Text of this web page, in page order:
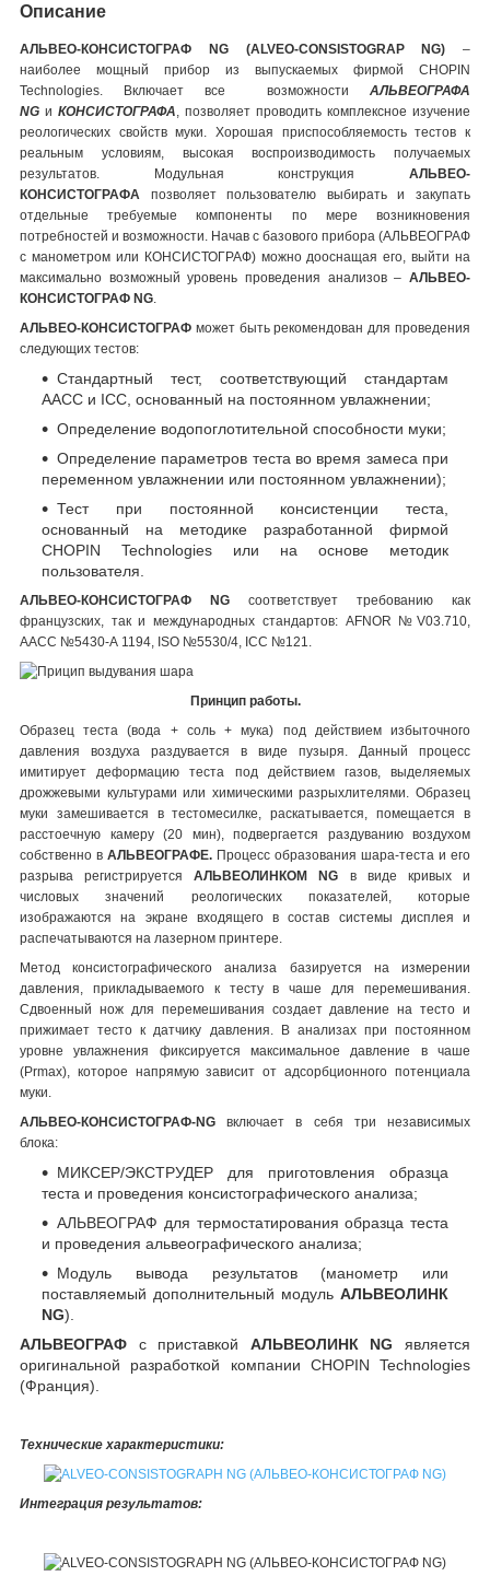
Описание
АЛЬВЕО-КОНСИСТОГРАФ NG (ALVEO-CONSISTOGRAP NG) –
наиболее мощный прибор из выпускаемых фирмой CHOPIN
Technologies. Включает все возможности АЛЬВЕОГРАФА
NG и КОНСИСТОГРАФА , позволяет проводить комплексное изучение
реологических свойств муки. Хорошая приспособляемость тестов к
реальным условиям, высокая воспроизводимость получаемых
результатов. Модульная конструкция АЛЬВЕО-
КОНСИСТОГРАФА позволяет пользователю выбирать и закупать
отдельные требуемые компоненты по мере возникновения
потребностей и возможности. Начав с базового прибора (АЛЬВЕОГРАФ
с манометром или КОНСИСТОГРАФ) можно дооснащая его, выйти на
максимально возможный уровень проведения анализов – АЛЬВЕО-
КОНСИСТОГРАФ NG
АЛЬВЕО-КОНСИСТОГРАФ может быть рекомендован для проведения
следующих тестов:
Стандартный тест, соответствующий стандартам
ААСС и ICC, основанный на постоянном увлажнении;
Определение водопоглотительной способности муки;
Определение параметров теста во время замеса при
переменном увлажнении или постоянном увлажнении);
Тест при постоянной консистенции теста,
основанный на методике разработанной фирмой
CHOPIN Technologies или на основе методик
пользователя.
АЛЬВЕО-КОНСИСТОГРАФ NG соответствует требованию как
французских, так и международных стандартов: AFNOR №V03.710,
AACC №5430-А 1194, ISO №5530/4, ICC №121.
Принцип работы.
Образец теста (вода + соль + мука) под действием избыточного
давления воздуха раздувается в виде пузыря. Данный процесс
имитирует деформацию теста под действием газов, выделяемых
дрожжевыми культурами или химическими разрыхлителями. Образец
муки замешивается в тестомесилке, раскатывается, помещается в
расстоечную камеру (20 мин), подвергается раздуванию воздухом
собственно в АЛЬВЕОГРАФЕ. Процесс образования шара-теста и его
разрыва регистрируетсяАЛЬВЕОЛИНКОМ NG в виде кривых и
числовых значений реологических показателей, которые
изображаются на экране входящего в состав системы дисплея и
распечатываются на лазерном принтере.
Метод консистографического анализа базируется на измерении
давления, прикладываемого к тесту в чаше для перемешивания.
Сдвоенный нож для перемешивания создает давление на тесто и
прижимает тесто к датчику давления. В анализах при постоянном
уровне увлажнения фиксируется максимальное давление в чаше
(Prmax), которое напрямую зависит от адсорбционного потенциала
муки.
АЛЬВЕО-КОНСИСТОГРАФ-NG включает в себя три независимых
блока:
МИКСЕР/ЭКСТРУДЕР для приготовления образца
теста и проведения консистографического анализа;
АЛЬВЕОГРАФ для термостатирования образца теста
и проведения альвеографического анализа;
Модуль вывода результатов (манометр или
поставляемый дополнительный модуль АЛЬВЕОЛИНК
NG).
АЛЬВЕОГРАФ с приставкой АЛЬВЕОЛИНК NGявляется
оригинальной разработкой компании CHOPIN Technologies
(Франция).
Технические характеристики:
Интеграция результатов: